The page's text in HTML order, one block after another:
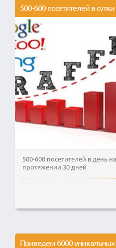
500-600 посетителей в день на
протяжении 30 дней